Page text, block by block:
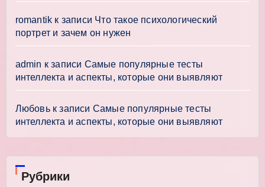
romantik к записи Что такое психологический
портрет и зачем он нужен
admin к записи Самые популярные тесты
интеллекта и аспекты, которые они выявляют
Любовьк записи Самые популярные тесты
интеллекта и аспекты, которые они выявляют
Рубрики